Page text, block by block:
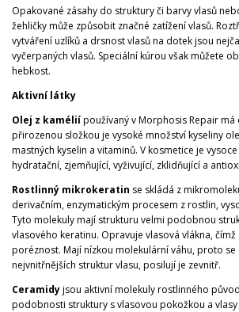
Opakované zásahy do struktury či barvy vlasů
žehličky může způsobit značné zatížení vlasů.
vytváření uzlíků a drsnost vlasů na dotek jsou
vyčerpaných vlasů. Speciální kúrou však můžete
hebkost.
Aktivní látky
Olej z kaméliípoužívaný v Morphosis Repair má
přirozenou složkou je vysoké množství kyseliny
mastných kyselin a vitaminů. V kosmetice je
hydratační, zjemňující, vyživující, zklidňující a
Rostlinný mikrokeratin se skládá z
derivačním, enzymatickým procesem z rostlin,
Tyto molekuly mají strukturu velmi podobnou
vlasového keratinu. Opravuje vlasová vlákna, čímž
poréznost. Mají nízkou molekulární váhu, proto
nejvnitřnějších struktur vlasu, posilují je zevnitř.
Ceramidyjsou aktivní molekuly rostlinného
podobnosti struktury s vlasovou pokožkou a